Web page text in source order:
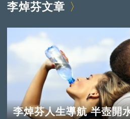
李焯芬文章
李焯芬人生導航 半壺開